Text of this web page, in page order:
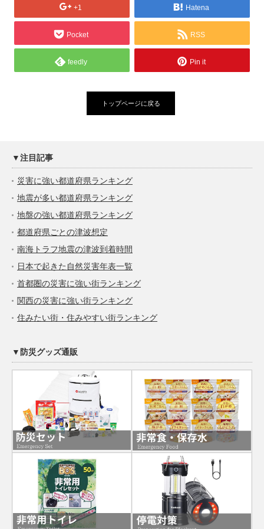
+1 Hatena
Pocket RSS
feedly Pin it
トップページに戻る
▼注目記事
災害に強い都道府県ランキング
地震が多い都道府県ランキング
地盤の強い都道府県ランキング
都道府県ごとの津波想定
南海トラフ地震の津波到着時間
日本で起きた自然災害年表一覧
首都圏の災害に強い街ランキング
関西の災害に強い街ランキング
住みたい街・住みやすい街ランキング
▼防災グッズ通販